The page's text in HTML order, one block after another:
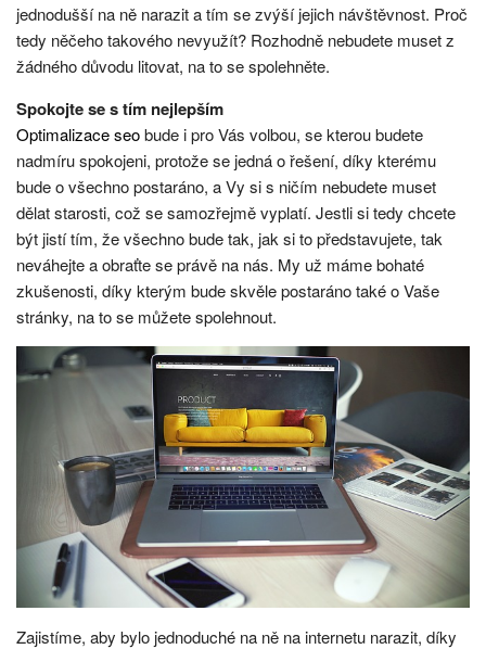
jednodušší na ně narazit a tím se zvýší jejich návštěvnost. Proč
tedy něčeho takového nevyužít? Rozhodně nebudete muset z
žádného důvodu litovat, na to se spolehněte.
Spokojte se s tím nejlepším
Optimalizace seobude i pro Vás volbou, se kterou budete
nadmíru spokojeni, protože se jedná o řešení, díky kterému
bude o všechno postaráno, a Vy si s ničím nebudete muset
dělat starosti, což se samozřejmě vyplatí. Jestli si tedy chcete
být jistí tím, že všechno bude tak, jak si to představujete, tak
neváhejte a obraťte se právě na nás. My už máme bohaté
zkušenosti, díky kterým bude skvěle postaráno také o Vaše
stránky, na to se můžete spolehnout.
Zajistíme, aby bylo jednoduché na ně na internetu narazit, díky